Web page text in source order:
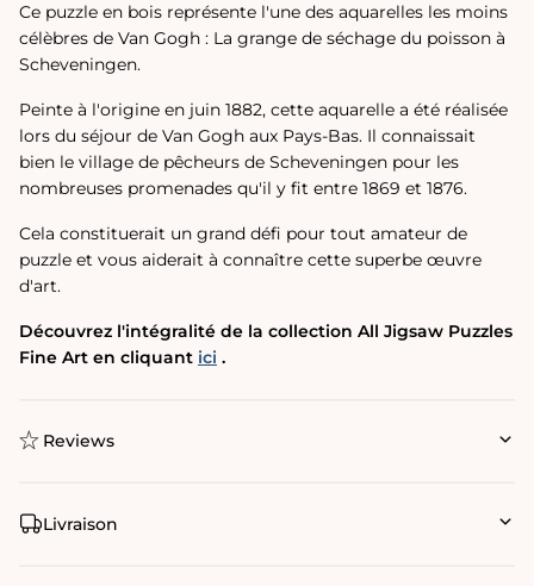
Ce puzzle en bois représente l'une des aquarelles les moins
célèbres de Van Gogh : La grange de séchage du poisson à
Scheveningen.
Peinte à l'origine en juin 1882, cette aquarelle a été réalisée
lors du séjour de Van Gogh aux Pays-Bas. Il connaissait
bien le village de pêcheurs de Scheveningen pour les
nombreuses promenades qu'il y fit entre 1869 et 1876.
Cela constituerait un grand défi pour tout amateur de
puzzle et vous aiderait à connaître cette superbe œuvre
d'art.
Découvrez l'intégralité de la collection All Jigsaw Puzzles
Fine Art en cliquant ici .
Reviews
Livraison